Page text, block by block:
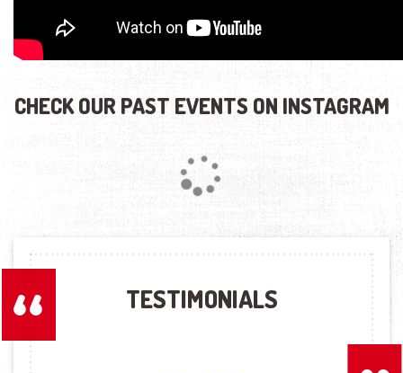
CHECK OUR PAST EVENTS ON INSTAGRAM
Loading...
TESTIMONIALS